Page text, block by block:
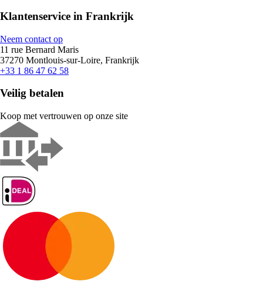
Klantenservice in Frankrijk
Neem contact op
11 rue Bernard Maris
37270 Montlouis-sur-Loire, Frankrijk
+33 1 86 47 62 58
Veilig betalen
Koop met vertrouwen op onze site